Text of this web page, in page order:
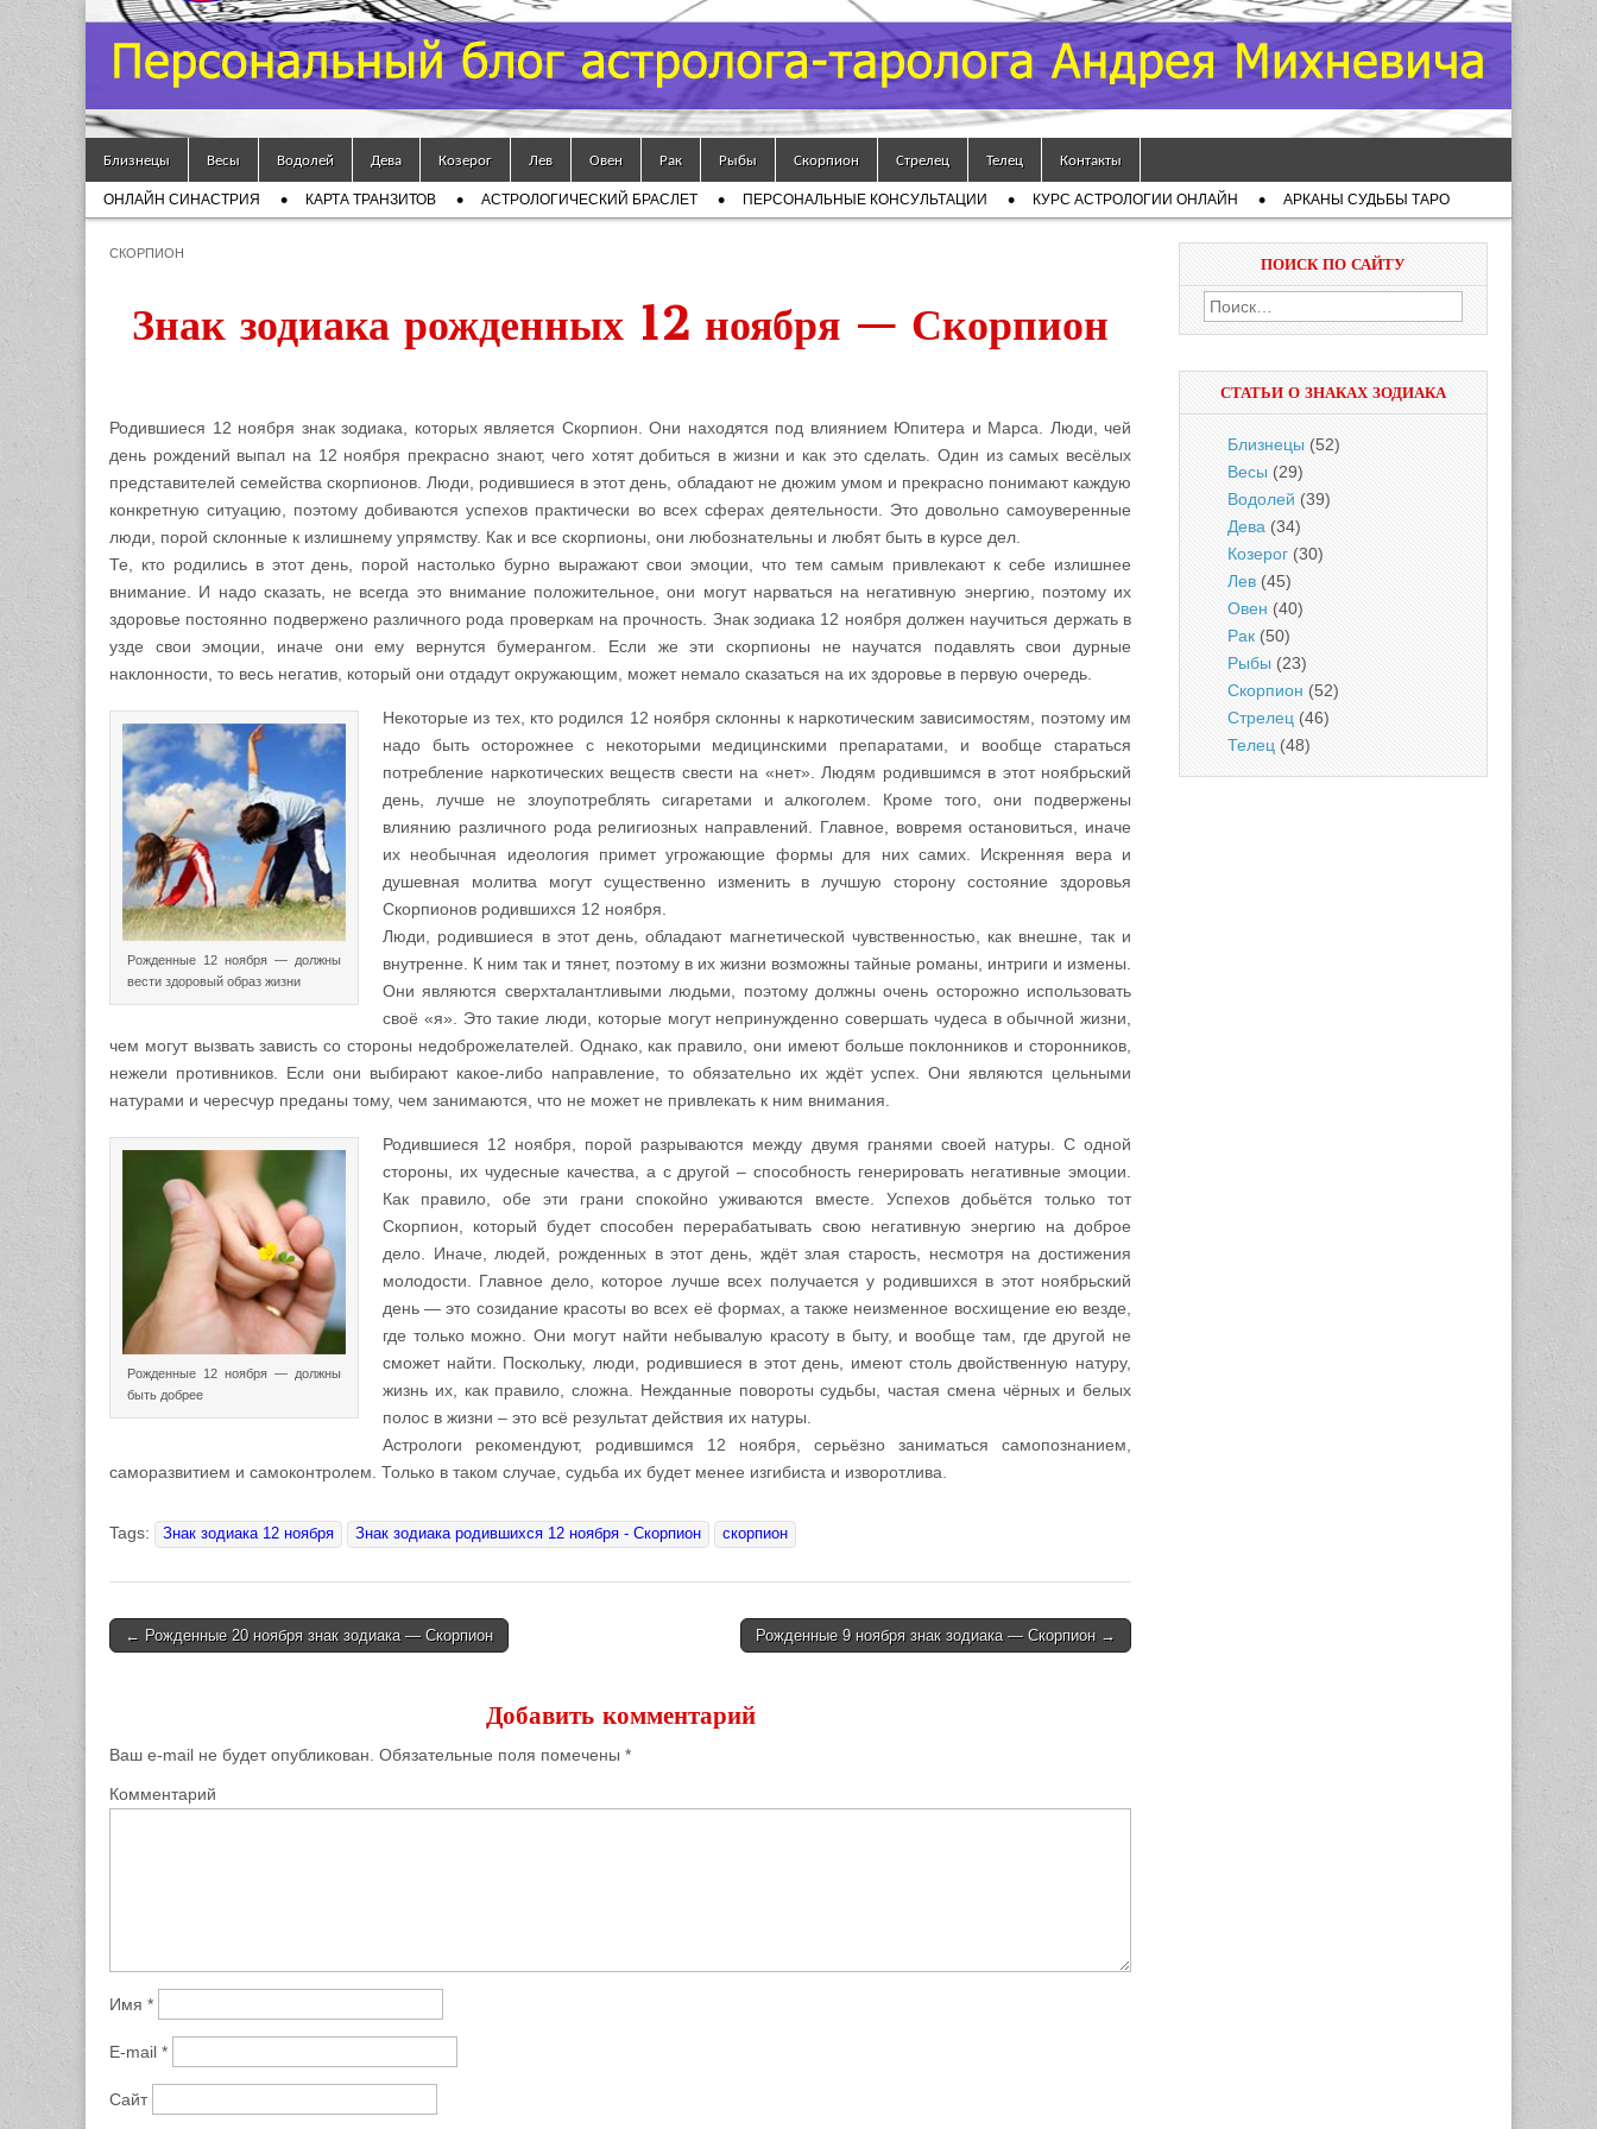
Гороскоп
Мой
Знак
Зодиака
— MZZ
Main menu
Близнецы Весы Водолей Дева Козерог Лев Овен Рак Рыбы Скорпион Стрелец Телец Контакты
Sub menu
ОНЛАЙН СИНАСТРИЯ КАРТА ТРАНЗИТОВ АСТРОЛОГИЧЕСКИЙ БРАСЛЕТ ПЕРСОНАЛЬНЫЕ КОНСУЛЬТАЦИИ КУРС АСТРОЛОГИИ ОНЛАЙН АРКАНЫ СУДЬБЫ ТАРО
СКОРПИОН
Знак зодиака рожденных 12 ноября — Скорпион
Родившиеся 12 ноября знак зодиака, которых является Скорпион. Они находятся под влиянием Юпитера и Марса. Люди, чей
день рождений выпал на 12 ноября прекрасно знают, чего хотят добиться в жизни и как это сделать. Один из самых весёлых
представителей семейства скорпионов. Люди, родившиеся в этот день, обладают не дюжим умом и прекрасно понимают каждую
конкретную ситуацию, поэтому добиваются успехов практически во всех сферах деятельности. Это довольно самоуверенные
люди, порой склонные к излишнему упрямству. Как и все скорпионы, они любознательны и любят быть в курсе дел.
Те, кто родились в этот день, порой настолько бурно выражают свои эмоции, что тем самым привлекают к себе излишнее
внимание. И надо сказать, не всегда это внимание положительное, они могут нарваться на негативную энергию, поэтому их
здоровье постоянно подвержено различного рода проверкам на прочность. Знак зодиака 12 ноября должен научиться держать в
узде свои эмоции, иначе они ему вернутся бумерангом. Если же эти скорпионы не научатся подавлять свои дурные
наклонности, то весь негатив, который они отдадут окружающим, может немало сказаться на их здоровье в первую очередь.
Рожденные 12 ноября — должны
вести здоровый образ жизни
Некоторые из тех, кто родился 12 ноября склонны к наркотическим зависимостям, поэтому им
надо быть осторожнее с некоторыми медицинскими препаратами, и вообще стараться
потребление наркотических веществ свести на «нет». Людям родившимся в этот ноябрьский
день, лучше не злоупотреблять сигаретами и алкоголем. Кроме того, они подвержены
влиянию различного рода религиозных направлений. Главное, вовремя остановиться, иначе
их необычная идеология примет угрожающие формы для них самих. Искренняя вера и
душевная молитва могут существенно изменить в лучшую сторону состояние здоровья
Скорпионов родившихся 12 ноября.
Люди, родившиеся в этот день, обладают магнетической чувственностью, как внешне, так и
внутренне. К ним так и тянет, поэтому в их жизни возможны тайные романы, интриги и измены.
Они являются сверхталантливыми людьми, поэтому должны очень осторожно использовать
своё «я». Это такие люди, которые могут непринужденно совершать чудеса в обычной жизни,
чем могут вызвать зависть со стороны недоброжелателей. Однако, как правило, они имеют больше поклонников и сторонников,
нежели противников. Если они выбирают какое-либо направление, то обязательно их ждёт успех. Они являются цельными
натурами и чересчур преданы тому, чем занимаются, что не может не привлекать к ним внимания.
Рожденные 12 ноября — должны
быть добрее
Родившиеся 12 ноября, порой разрываются между двумя гранями своей натуры. С одной
стороны, их чудесные качества, а с другой – способность генерировать негативные эмоции.
Как правило, обе эти грани спокойно уживаются вместе. Успехов добьётся только тот
Скорпион, который будет способен перерабатывать свою негативную энергию на доброе
дело. Иначе, людей, рожденных в этот день, ждёт злая старость, несмотря на достижения
молодости. Главное дело, которое лучше всех получается у родившихся в этот ноябрьский
день — это созидание красоты во всех её формах, а также неизменное восхищение ею везде,
где только можно. Они могут найти небывалую красоту в быту, и вообще там, где другой не
сможет найти. Поскольку, люди, родившиеся в этот день, имеют столь двойственную натуру,
жизнь их, как правило, сложна. Нежданные повороты судьбы, частая смена чёрных и белых
полос в жизни – это всё результат действия их натуры.
Астрологи рекомендуют, родившимся 12 ноября, серьёзно заниматься самопознанием,
саморазвитием и самоконтролем. Только в таком случае, судьба их будет менее изгибиста и изворотлива.
Tags: Знак зодиака 12 ноября Знак зодиака родившихся 12 ноября - Скорпион скорпион
Post navigation
← Рожденные 20 ноября знак зодиака — Скорпион Рожденные 9 ноября знак зодиака — Скорпион →
Добавить комментарий
Ваш e-mail не будет опубликован. Обязательные поля помечены *
Комментарий
Имя *
E-mail *
Сайт
ПОИСК ПО САЙТУ
Найти:
СТАТЬИ О ЗНАКАХ ЗОДИАКА
Близнецы (52)
Весы (29)
Водолей (39)
Дева (34)
Козерог (30)
Лев (45)
Овен (40)
Рак (50)
Рыбы (23)
Скорпион (52)
Стрелец (46)
Телец (48)